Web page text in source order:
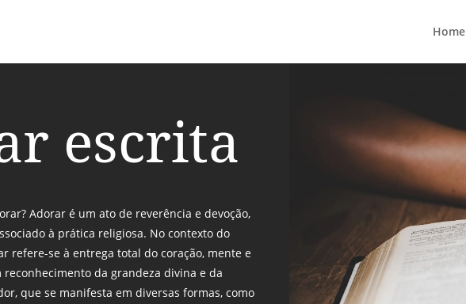
Home
escrita
Adorar é um ato de reverência e devoção,
à prática religiosa. No contexto do
refere-se à entrega total do coração, mente e
reconhecimento da grandeza divina e da
que se manifesta em diversas formas, como